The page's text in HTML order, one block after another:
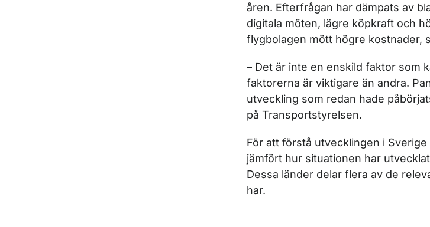
åren. Efterfrågan har dämpats av
digitala möten, lägre köpkraft och
flygbolagen mött högre kostnader,
– Det är inte en enskild faktor som
faktorerna är viktigare än andra.
utveckling som redan hade
på Transportstyrelsen.
För att förstå utvecklingen i
jämfört hur situationen har
Dessa länder delar flera av de
har.